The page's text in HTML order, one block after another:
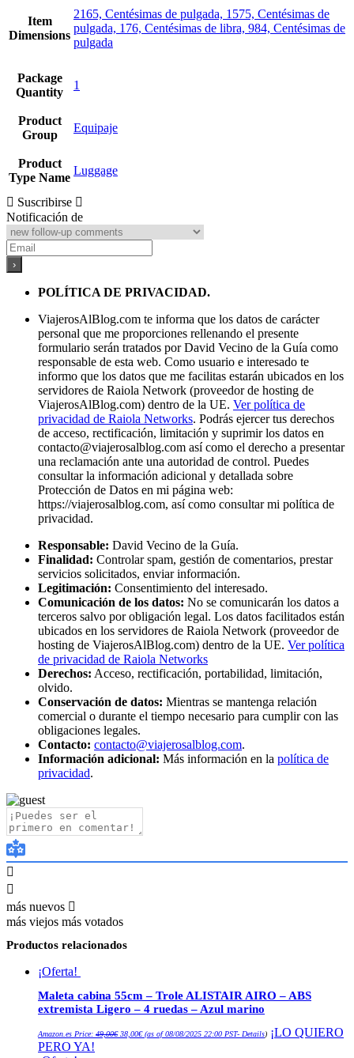
Item
Dimensions
2165, Centésimas de pulgada, 1575, Centésimas de
pulgada, 176, Centésimas de libra, 984, Centésimas de
pulgada
Package
Quantity
1
Product
Group
Equipaje
Product
Type Name
Luggage
Suscribirse
Notificación de
POLÍTICA DE PRIVACIDAD.
ViajerosAlBlog.com te informa que los datos de carácter
personal que me proporciones rellenando el presente
formulario serán tratados por David Vecino de la Guía como
responsable de esta web. Como usuario e interesado te
informo que los datos que me facilitas estarán ubicados en los
servidores de Raiola Network (proveedor de hosting de
ViajerosAlBlog.com) dentro de la UE. Ver política de
privacidad de Raiola Networks. Podrás ejercer tus derechos
de acceso, rectificación, limitación y suprimir los datos en
contacto@viajerosalblog.com así como el derecho a presentar
una reclamación ante una autoridad de control. Puedes
consultar la información adicional y detallada sobre
Protección de Datos en mi página web:
https://viajerosalblog.com, así como consultar mi política de
privacidad.
Responsable: David Vecino de la Guía.
Finalidad: Controlar spam, gestión de comentarios, prestar
servicios solicitados, enviar información.
Legitimación: Consentimiento del interesado.
Comunicación de los datos: No se comunicarán los datos a
terceros salvo por obligación legal. Los datos facilitados están
ubicados en los servidores de Raiola Network (proveedor de
hosting de ViajerosAlBlog.com) dentro de la UE. Ver política
de privacidad de Raiola Networks
Derechos: Acceso, rectificación, portabilidad, limitación,
olvido.
Conservación de datos: Mientras se mantenga relación
comercial o durante el tiempo necesario para cumplir con las
obligaciones legales.
Contacto: contacto@viajerosalblog.com.
Información adicional: Más información en la política de
privacidad.
más nuevos
más viejos más votados
Productos relacionados
¡Oferta!
Maleta cabina 55cm – Trole ALISTAIR AIRO – ABS
extremista Ligero – 4 ruedas – Azul marino
Amazon.es Price: 49,00€precio
38,00€precio
(as of 08/08/2025 22:00 PST- Details) ¡LO QUIERO
PERO YA!